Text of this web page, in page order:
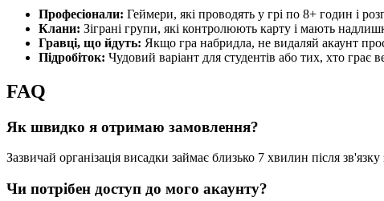
Професіонали: Геймери, які проводять у грі по 8+ годин і
Клани: Зіграні групи, які контролюють карту і мають
Гравці, що йдуть: Якщо гра набридла, не видаляй акаунт
Підробіток: Чудовий варіант для студентів або тих, хто грає
FAQ
Як швидко я отримаю замовлення?
Зазвичай організація висадки займає близько 7 хвилин після
Чи потрібен доступ до мого акаунту?